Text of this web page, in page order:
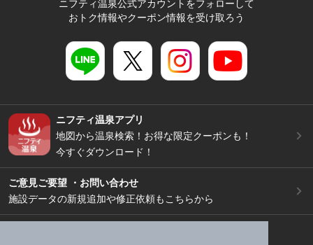
ニフティ温泉公式アカウントをフォローして
おトク情報やクーポン情報を受け取ろう
ニフティ温泉アプリ
地図から温泉検索！お得な限定クーポンも！
今すぐダウンロード！
ご意見ご要望 ・お問い合わせ
施設データの新規追加や修正依頼もこちらから